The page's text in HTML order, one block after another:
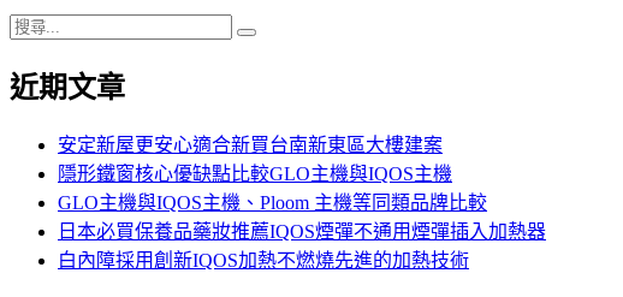
搜
關
近期文章
安定新屋更安心適合新買台南新東區大樓建案
隱形鐵窗核心優缺點比較GLO主機與IQOS主機
GLO主機與IQOS主機、Ploom 主機等同類品牌比較
日本必買保養品藥妝推薦IQOS煙彈不通用煙彈插入加熱器
白內障採用創新IQOS加熱不燃燒先進的加熱技術